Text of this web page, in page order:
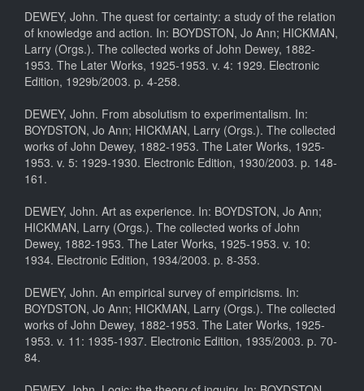
DEWEY, John. The quest for certainty: a study of the relation
of knowledge and action. In: BOYDSTON, Jo Ann; HICKMAN,
Larry (Orgs.). The collected works of John Dewey, 1882-
1953. The Later Works, 1925-1953. v. 4: 1929. Electronic
Edition, 1929b/2003. p. 4-258.
DEWEY, John. From absolutism to experimentalism. In:
BOYDSTON, Jo Ann; HICKMAN, Larry (Orgs.). The collected
works of John Dewey, 1882-1953. The Later Works, 1925-
1953. v. 5: 1929-1930. Electronic Edition, 1930/2003. p. 148-
161.
DEWEY, John. Art as experience. In: BOYDSTON, Jo Ann;
HICKMAN, Larry (Orgs.). The collected works of John
Dewey, 1882-1953. The Later Works, 1925-1953. v. 10:
1934. Electronic Edition, 1934/2003. p. 8-353.
DEWEY, John. An empirical survey of empiricisms. In:
BOYDSTON, Jo Ann; HICKMAN, Larry (Orgs.). The collected
works of John Dewey, 1882-1953. The Later Works, 1925-
1953. v. 11: 1935-1937. Electronic Edition, 1935/2003. p. 70-
84.